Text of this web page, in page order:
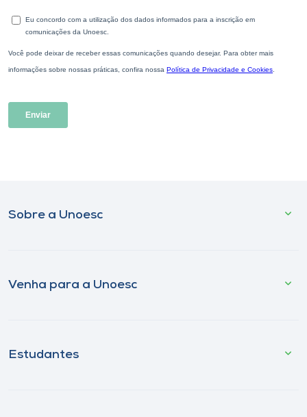
Sobre a Unoesc
Venha para a Unoesc
Estudantes